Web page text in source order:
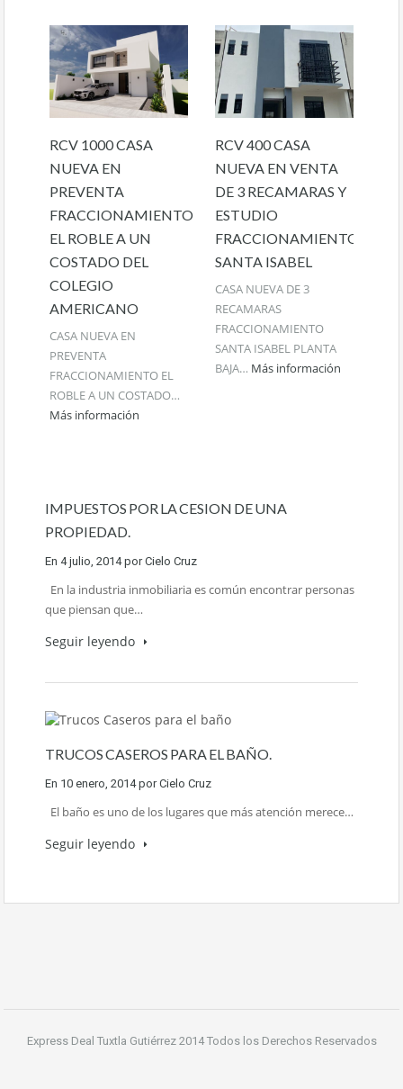
RCV 1000 CASA
NUEVA EN
PREVENTA
FRACCIONAMIENTO
EL ROBLE A UN
COSTADO DEL
COLEGIO
AMERICANO
CASA NUEVA EN
PREVENTA
FRACCIONAMIENTO EL
ROBLE A UN COSTADO…
Más información
RCV 400 CASA
NUEVA EN VENTA
DE 3 RECAMARAS Y
ESTUDIO
FRACCIONAMIENTO
SANTA ISABEL
CASA NUEVA DE 3
RECAMARAS
FRACCIONAMIENTO
SANTA ISABEL PLANTA
BAJA… Más información
IMPUESTOS POR LA CESION DE UNA
PROPIEDAD.
En 4 julio, 2014 porCielo Cruz
En la industria inmobiliaria es común encontrar personas
que piensan que…
Seguir leyendo
TRUCOS CASEROS PARA EL BAÑO.
En 10 enero, 2014 porCielo Cruz
El baño es uno de los lugares que más atención merece…
Seguir leyendo
Express Deal Tuxtla Gutiérrez 2014 Todos los Derechos Reservados